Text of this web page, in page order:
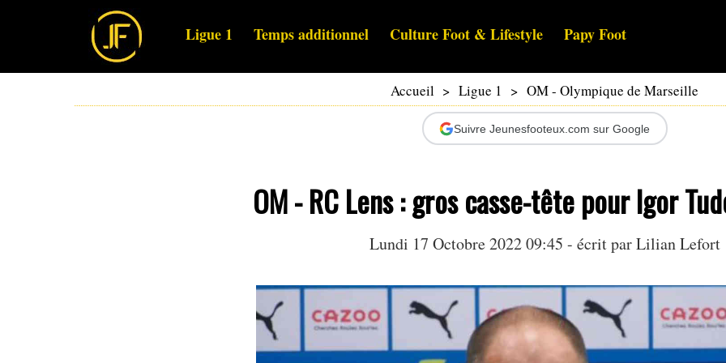
Ligue 1 Temps additionnel Culture Foot & Lifestyle Papy Foot
Accueil > Ligue 1 > OM - Olympique de Marseille
Suivre Jeunesfooteux.com sur Google
OM - RC Lens : gros casse-tête pour Igor
Lundi 17 Octobre 2022 09:45 - écrit parLilian Lefort